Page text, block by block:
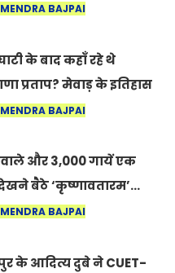
योग दिवस 2026 पर
BAJPAI
के बाद कहाँ रहे थे
प्रताप? मेवाड़ के इतिहास
अनकहा अध्याय जो आज भी
BAJPAI
और 3,000 गायें एक
बैठे ‘कृष्णावतारम’…
में दिखा ऐसा नज़ारा कि
हैं”
BAJPAI
के आदित्य दुबे ने CUET-